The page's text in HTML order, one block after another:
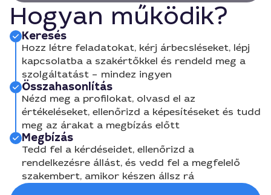
Hogyan működik?
Keresés
Hozz létre feladatokat, kérj árbecsléseket, lépj
kapcsolatba a szakértőkkel és rendeld meg a
szolgáltatást – mindez ingyen
Összahasonlítás
Nézd meg a profilokat, olvasd el az
értékeléseket, ellenőrizd a képesítéseket és tudd
meg az árakat a megbízás előtt
Megbízás
Tedd fel a kérdéseidet, ellenőrizd a
rendelkezésre állást, és vedd fel a megfelelő
szakembert, amikor készen állsz rá